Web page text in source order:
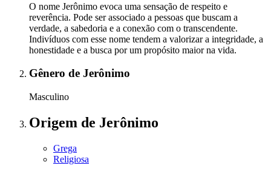
O nome Jerônimo evoca uma sensação de respeito e
reverência. Pode ser associado a pessoas que buscam a
verdade, a sabedoria e a conexão com o transcendente.
Indivíduos com esse nome tendem a valorizar a integridade, a
honestidade e a busca por um propósito maior na vida.
Gênero de Jerônimo
Masculino
Origem de Jerônimo
Grega
Religiosa